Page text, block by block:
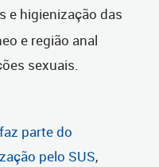
e higienização das
e região anal
sexuais.
parte do
pelo SUS,